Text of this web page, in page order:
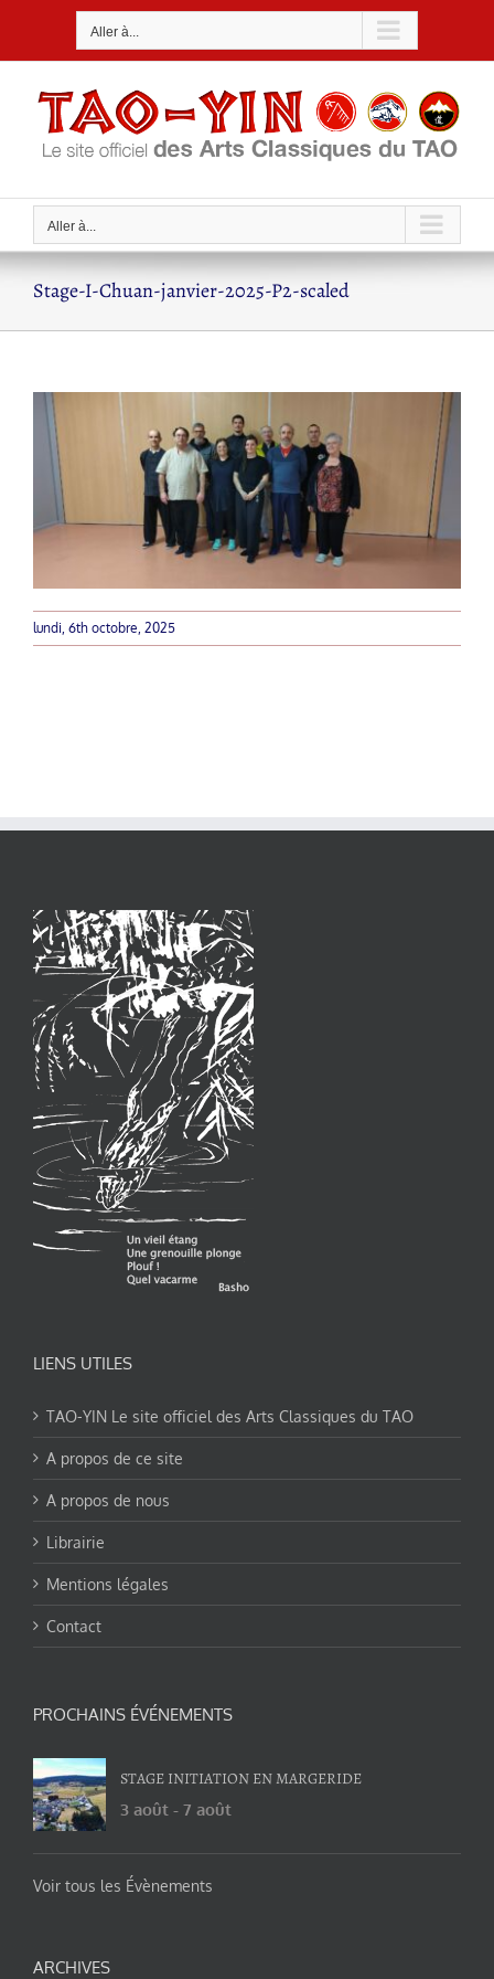
Aller à...
Aller à...
Stage-I-Chuan-janvier-2025-P2-scaled
lundi, 6th octobre, 2025
LIENS UTILES
TAO-YIN Le site officiel des Arts Classiques du TAO
A propos de ce site
A propos de nous
Librairie
Mentions légales
Contact
PROCHAINS ÉVÉNEMENTS
STAGE INITIATION EN MARGERIDE
3 août - 7 août
Voir tous les Évènements
ARCHIVES